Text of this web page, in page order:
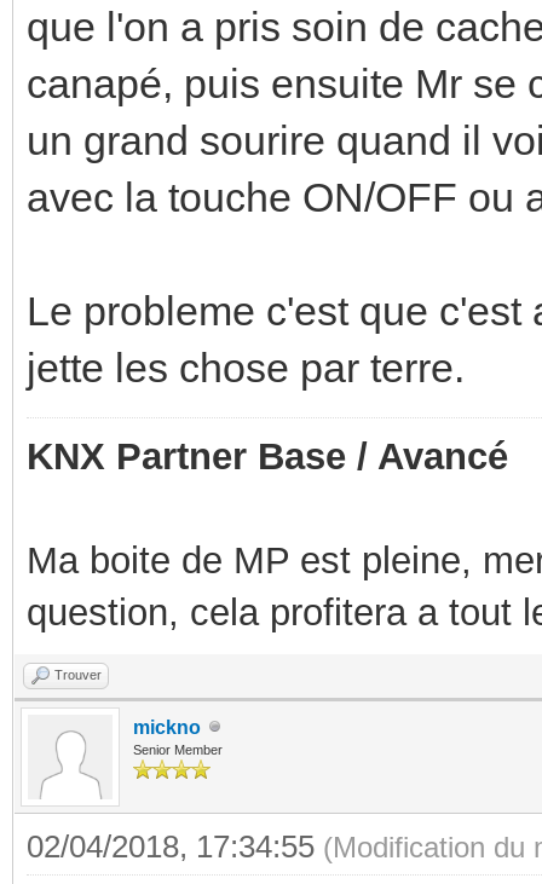
que l'on a pris soin de
canapé, puis ensuite Mr se
un grand sourire quand il
avec la touche ON/OFF ou
Le probleme c'est que
jette les chose par terre.
KNX Partner Base / Avancé
Ma boite de MP est pleine,
question, cela profitera a tout
Trouver
mickno
Senior Member
02/04/2018, 17:34:55 (Modification du